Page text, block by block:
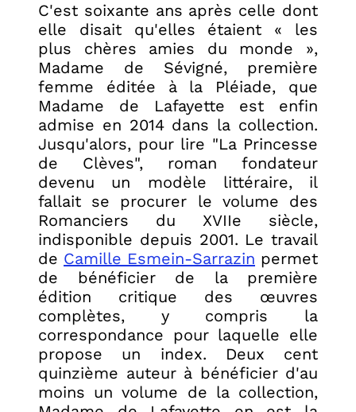
C'est soixante ans après celle dont
elle disait qu'elles étaient « les
plus chères amies du monde »,
Madame de Sévigné, première
femme éditée à la Pléiade, que
Madame de Lafayette est enfin
admise en 2014 dans la collection.
Jusqu'alors, pour lire "La Princesse
de Clèves", roman fondateur
devenu un modèle littéraire, il
fallait se procurer le volume des
Romanciers du XVIIe siècle,
indisponible depuis 2001. Le travail
de Camille Esmein-Sarrazin permet
de bénéficier de la première
édition critique des œuvres
complètes, y compris la
correspondance pour laquelle elle
propose un index. Deux cent
quinzième auteur à bénéficier d'au
moins un volume de la collection,